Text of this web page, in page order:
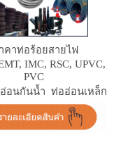
คาท่อร้อยสายไฟ
IMC, RSC, UPVC,
PVC
อนกันน้ำ ท่ออ่อนเหล็ก